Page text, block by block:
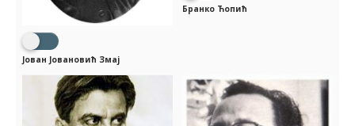
Јован Јовановић Змај
Бранко Ћопић